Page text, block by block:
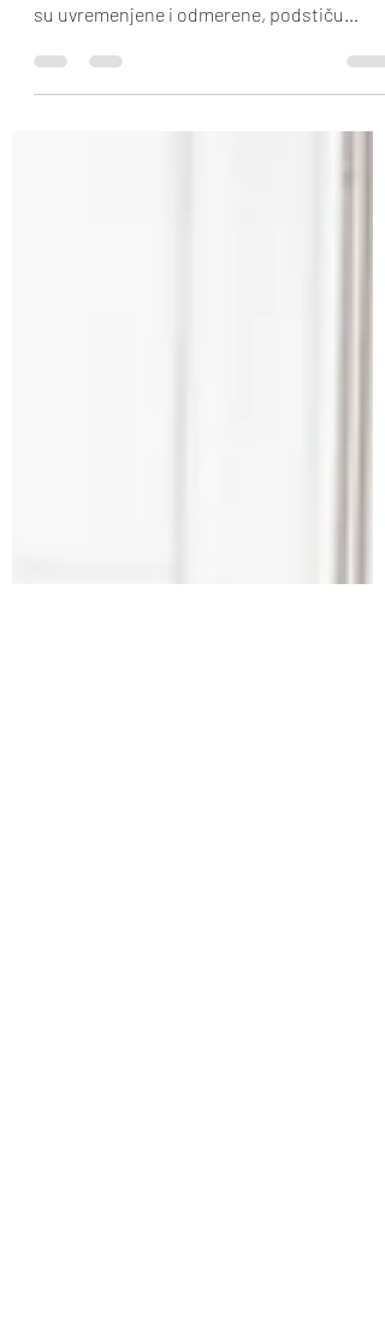
U se i u svoje kljuse
Na putu razvoja, pojedinac nailazi na
različite izazove ili frustracije koje, ukoliko
su uvremenjene i odmerene, podstiču